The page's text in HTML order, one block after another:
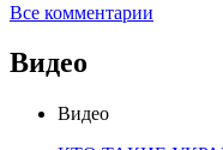
Все комментарии
Видео
Видео